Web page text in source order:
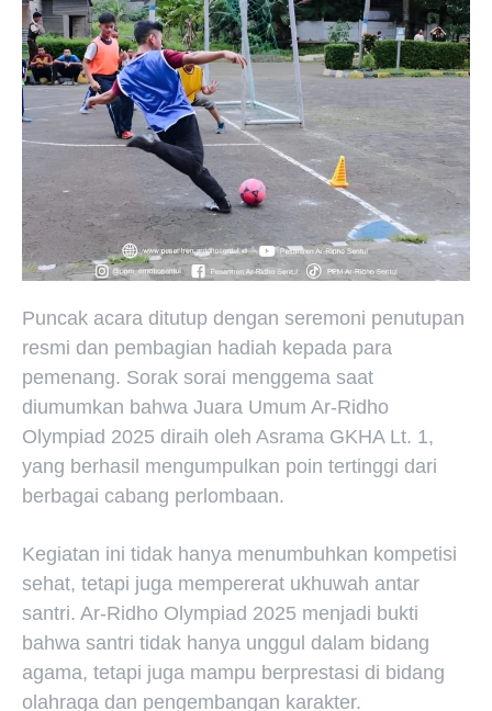
Puncak acara ditutup dengan seremoni penutupan
resmi dan pembagian hadiah kepada para
pemenang. Sorak sorai menggema saat
diumumkan bahwa Juara Umum Ar-Ridho
Olympiad 2025 diraih oleh Asrama GKHA Lt. 1,
yang berhasil mengumpulkan poin tertinggi dari
berbagai cabang perlombaan.
Kegiatan ini tidak hanya menumbuhkan kompetisi
sehat, tetapi juga mempererat ukhuwah antar
santri. Ar-Ridho Olympiad 2025 menjadi bukti
bahwa santri tidak hanya unggul dalam bidang
agama, tetapi juga mampu berprestasi di bidang
olahraga dan pengembangan karakter.